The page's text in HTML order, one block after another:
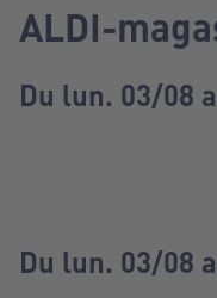
ALDI-
Du lun. 03/08
Du lun. 03/08